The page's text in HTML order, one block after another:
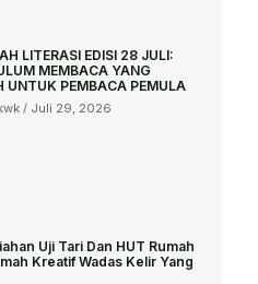
LITERASI EDISI 28 JULI:
MEMBACA YANG
UNTUK PEMBACA PEMULA
Juli 29, 2026
Uji Tari Dan HUT Rumah
Kreatif Wadas Kelir Yang